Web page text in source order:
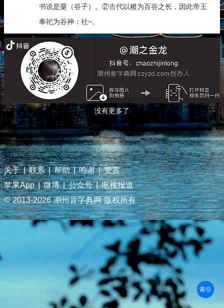
书说是粟（谷子）。②古代以稷为百谷之长，因此帝王
奉祀为谷神：社~。
没有更多了
关于 | 联系 | 帮助 | 鸣谢 | 赞赏
苹果App | 微博 | 公众号 | 电视报道
© 2013-2026 潮州音字典网 版权所有
部首
笔划
拼音
潮拼